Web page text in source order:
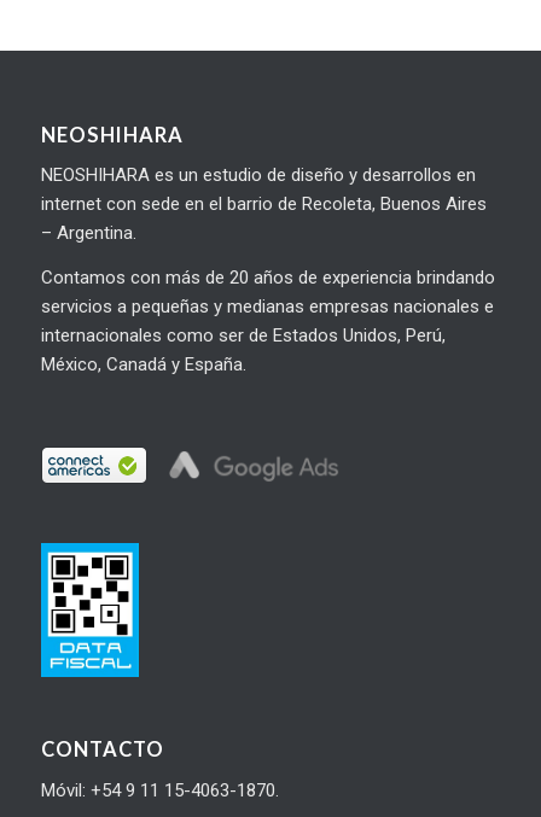
NEOSHIHARA
NEOSHIHARA es un estudio de diseño y desarrollos en
internet con sede en el barrio de Recoleta, Buenos Aires
– Argentina.
Contamos con más de 20 años de experiencia brindando
servicios a pequeñas y medianas empresas nacionales e
internacionales como ser de Estados Unidos, Perú,
México, Canadá y España.
CONTACTO
Móvil: +54 9 11 15-4063-1870.